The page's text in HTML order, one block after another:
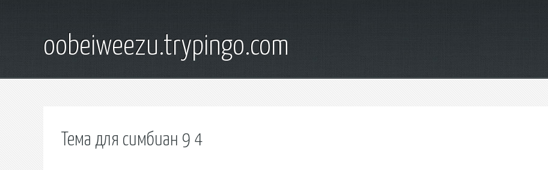
oobeiweezu.trypingo.com
Тема для симбиан 9 4